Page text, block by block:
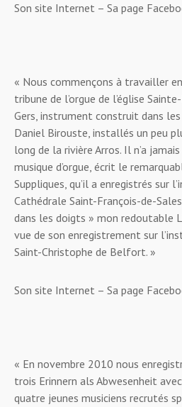
Son site Internet – Sa page
« Nous commençons à travailler
tribune de l’orgue de l’église
Gers, instrument construit dans
Daniel Birouste, installés un peu
long de la rivière Arros. Il n’a
musique d’orgue, écrit le
Suppliques, qu’il a enregistrés sur
Cathédrale Saint-François-de-
dans les doigts » mon redoutable
vue de son enregistrement sur
Saint-Christophe de Belfort. »
Son site Internet – Sa page
« En novembre 2010 nous
trois Erinnern als Abwesenheit
quatre jeunes musiciens recrutés